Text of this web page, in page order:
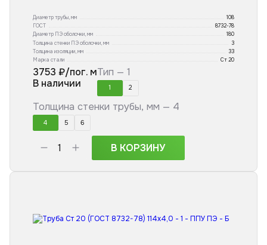
Диаметр трубы, мм
108
ГОСТ
8732-78
Диаметр ПЭ оболочки, мм
180
Толщина стенки ПЭ оболочки, мм
3
Толщина изоляции, мм
33
Марка стали
Ст 20
3753 ₽/пог. м
В наличии
Тип — 1
1 2
Толщина стенки трубы, мм — 4
4 5 6
В КОРЗИНУ